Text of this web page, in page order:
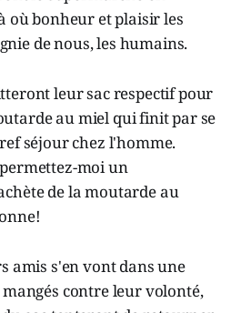
où bonheur et plaisir les
de nous, les humains.
leur sac respectif pour
au miel qui finit par se
séjour chez l'homme.
moi un
de la moutarde au
amis s'en vont dans une
contre leur volonté,